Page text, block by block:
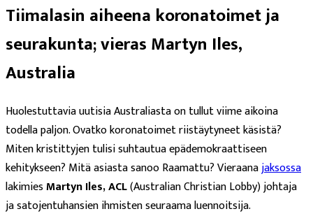
Tiimalasin aiheena koronatoimet ja
seurakunta; vieras Martyn Iles,
Australia
Huolestuttavia uutisia Australiasta on tullut viime aikoina
todella paljon. Ovatko koronatoimet riistäytyneet käsistä?
Miten kristittyjen tulisi suhtautua epädemokraattiseen
kehitykseen? Mitä asiasta sanoo Raamattu? Vieraanajaksossa
lakimiesMartyn Iles, ACL(Australian Christian Lobby) johtaja
ja satojentuhansien ihmisten seuraama luennoitsija.